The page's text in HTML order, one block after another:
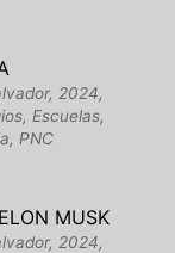
2024,
Escuelas,
PNC
MUSK
2024,